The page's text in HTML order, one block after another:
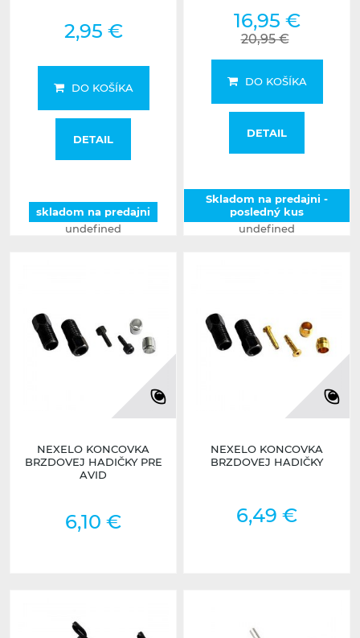
2,95 €
DO KOŠÍKA
DETAIL
skladom na predajni
undefined
16,95 €
20,95 €
DO KOŠÍKA
DETAIL
Skladom na predajni -
posledný kus
undefined
NEXELO KONCOVKA
BRZDOVEJ HADIČKY PRE
AVID
6,10 €
NEXELO KONCOVKA
BRZDOVEJ HADIČKY
6,49 €